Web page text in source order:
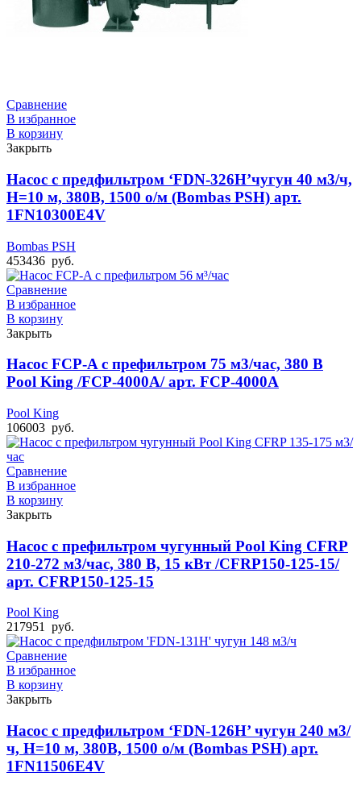
Сравнение
В избранное
В корзину
Закрыть
Насос с предфильтром ‘FDN-326H’чугун 40 м3/ч,
Н=10 м, 380В, 1500 о/м (Bombas PSH) арт.
1FN10300E4V
Bombas PSH
453436 руб.
Сравнение
В избранное
В корзину
Закрыть
Насос FCP-A с префильтром 75 м3/час, 380 В
Pool King /FCP-4000A/ арт. FCP-4000A
Pool King
106003 руб.
Сравнение
В избранное
В корзину
Закрыть
Насос с префильтром чугунный Pool King CFRP
210-272 м3/час, 380 В, 15 кВт /CFRP150-125-15/
арт. CFRP150-125-15
Pool King
217951
руб.
Сравнение
В избранное
В корзину
Закрыть
Насос с предфильтром ‘FDN-126H’ чугун 240 м3/
ч, Н=10 м, 380В, 1500 о/м (Bombas PSH) арт.
1FN11506E4V